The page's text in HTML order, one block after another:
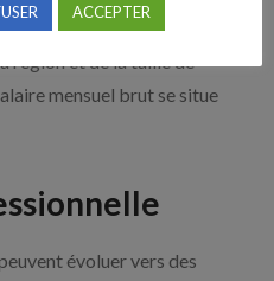
peut varier en
région et de la taille de
mensuel brut se situe
évoluer vers des
ACCEPTER